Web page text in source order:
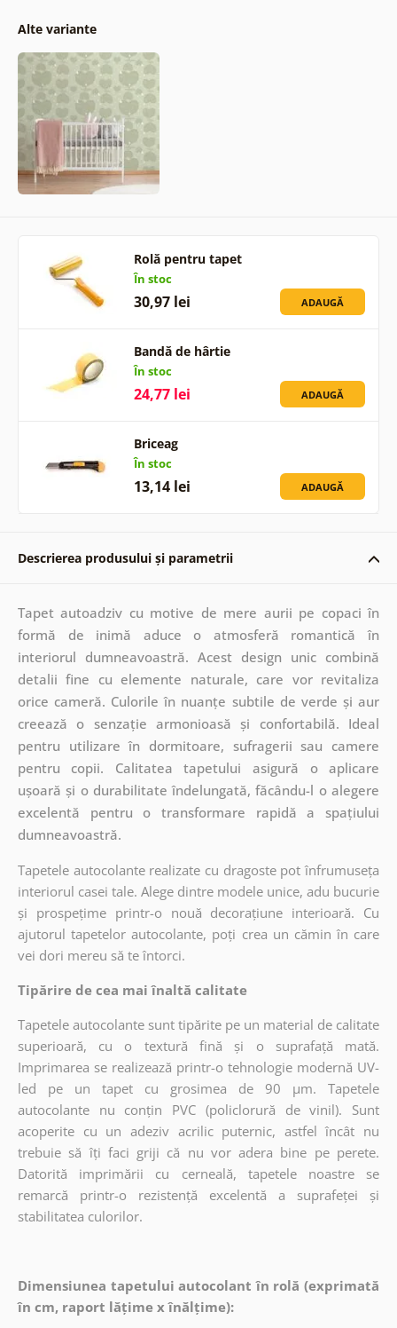
Alte variante
Rolă pentru tapet
În stoc
30,97 lei ADAUGĂ
Bandă de hârtie
În stoc
24,77 lei ADAUGĂ
Briceag
În stoc
13,14 lei ADAUGĂ
Descrierea produsului și parametrii
Tapet autoadziv cu motive de mere aurii pe copaci în
formă de inimă aduce o atmosferă romantică în
interiorul dumneavoastră. Acest design unic combină
detalii fine cu elemente naturale, care vor revitaliza
orice cameră. Culorile în nuanțe subtile de verde și aur
creează o senzație armonioasă și confortabilă. Ideal
pentru utilizare în dormitoare, sufragerii sau camere
pentru copii. Calitatea tapetului asigură o aplicare
ușoară și o durabilitate îndelungată, făcându-l o alegere
excelentă pentru o transformare rapidă a spațiului
dumneavoastră.
Tapetele autocolante realizate cu dragoste pot înfrumuseța
interiorul casei tale. Alege dintre modele unice, adu bucurie
și prospețime printr-o nouă decorațiune interioară. Cu
ajutorul tapetelor autocolante, poți crea un cămin în care
vei dori mereu să te întorci.
Tipărire de cea mai înaltă calitate
Tapetele autocolante sunt tipărite pe un material de calitate
superioară, cu o textură fină și o suprafață mată.
Imprimarea se realizează printr-o tehnologie modernă UV-
led pe un tapet cu grosimea de 90 µm. Tapetele
autocolante nu conțin PVC (policlorură de vinil). Sunt
acoperite cu un adeziv acrilic puternic, astfel încât nu
trebuie să îți faci griji că nu vor adera bine pe perete.
Datorită imprimării cu cerneală, tapetele noastre se
remarcă printr-o rezistență excelentă a suprafeței și
stabilitatea culorilor.
Dimensiunea tapetului autocolant în rolă (exprimată
în cm, raport lățime x înălțime):